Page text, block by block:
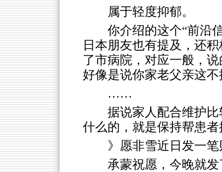
属于轻度抑郁。
你介绍的这个“前沿
日本朋友也有提及，还
了市病院，对应一般，
好像是说你家老父亲这
……
据说家人配合维护
什么的，就是保持帮患
》愿非雪近日发一笔
承蒙祝愿，今晚就